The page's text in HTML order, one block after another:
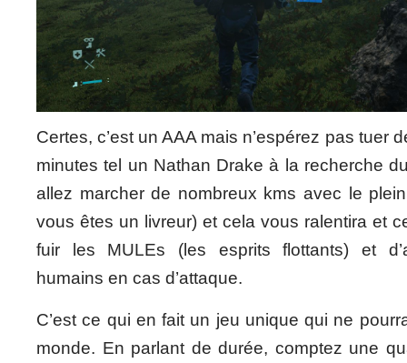
Certes, c’est un AAA mais n’espérez pas tuer
minutes tel un Nathan Drake à la recherche
allez marcher de nombreux kms avec le
vous êtes un livreur) et cela vous ralentira et
fuir les MULEs (les esprits flottants) et
humains en cas d’attaque.
C’est ce qui en fait un jeu unique qui ne
monde. En parlant de durée, comptez une